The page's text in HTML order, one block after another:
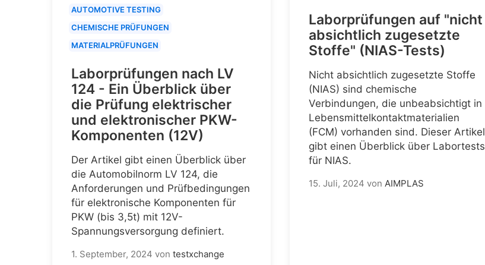
AUTOMOTIVE TESTING
CHEMISCHE PRÜFUNGEN
MATERIALPRÜFUNGEN
Laborprüfungen nach LV
124 - Ein Überblick über
die Prüfung elektrischer
und elektronischer PKW-
Komponenten (12V)
Der Artikel gibt einen Überblick über
die Automobilnorm LV 124, die
Anforderungen und Prüfbedingungen
für elektronische Komponenten für
PKW (bis 3,5t) mit 12V-
Spannungsversorgung definiert.
1. September, 2024 von testxchange
Laborprüfungen auf "nicht
absichtlich zugesetzte
Stoffe" (NIAS-Tests)
Nicht absichtlich zugesetzte Stoffe
(NIAS) sind chemische
Verbindungen, die unbeabsichtigt in
Lebensmittelkontaktmaterialien
(FCM) vorhanden sind. Dieser Artikel
gibt einen Überblick über Labortests
für NIAS.
15. Juli, 2024 von AIMPLAS